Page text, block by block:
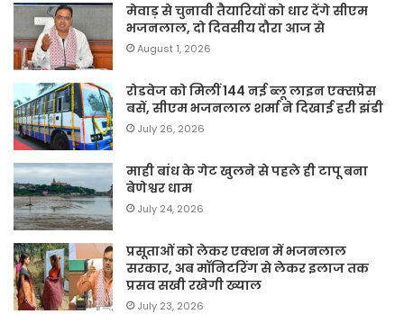
मेवाड़ से चुनावी तैयारियों को धार देंगे सीएम
भजनलाल, दो दिवसीय दौरा आज से
August 1, 2026
रोडवेज को मिलीं 144 नई ब्लू लाइन एक्सप्रेस
बसें, सीएम भजनलाल शर्मा ने दिखाई हरी झंडी
July 26, 2026
माही बांध के गेट खुलने से पहले ही टापू बना
बेणेश्वर धाम
July 24, 2026
प्रसूताओं को लेकर एक्शन में भजनलाल
सरकार, अब मॉनिटरिंग से लेकर इलाज तक
प्रसव सखी रखेगी ख्याल
July 23, 2026